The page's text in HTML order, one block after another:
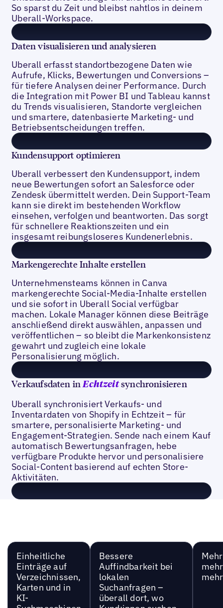
So sparst du Zeit und bleibst nahtlos in deinem
Uberall-Workspace.
Daten visualisieren und analysieren
Uberall erfasst standortbezogene Daten wie
Aufrufe, Klicks, Bewertungen und Conversions –
für tiefere Analysen deiner Performance. Durch
die Integration mit Power BI und Tableau kannst
du Trends visualisieren, Standorte vergleichen
und smartere, datenbasierte Marketing- und
Betriebsentscheidungen treffen.
Kundensupport optimieren
Uberall verbessert den Kundensupport, indem
neue Bewertungen sofort an Salesforce oder
Zendesk übermittelt werden. Dein Support-Team
kann sie direkt im bestehenden Workflow
einsehen, verfolgen und beantworten. Das sorgt
für schnellere Reaktionszeiten und ein
insgesamt reibungsloseres Kundenerlebnis.
Markengerechte Inhalte erstellen
Unternehmensteams können in Canva
markengerechte Social-Media-Inhalte erstellen
und sie sofort in Uberall Social verfügbar
machen. Lokale Manager können diese Beiträge
anschließend direkt auswählen, anpassen und
veröffentlichen – so bleibt die Markenkonsistenz
gewahrt und zugleich eine lokale
Personalisierung möglich.
Verkaufsdaten in Echtzeitsynchronisieren
Uberall synchronisiert Verkaufs- und
Inventardaten von Shopify in Echtzeit – für
smartere, personalisierte Marketing- und
Engagement-Strategien. Sende nach einem Kauf
automatisch Bewertungsanfragen, hebe
verfügbare Produkte hervor und personalisiere
Social-Content basierend auf echten Store-
Aktivitäten.
Einheitliche
Einträge auf
Verzeichnissen,
Karten und in
KI-
Bessere
Auffindbarkeit bei
lokalen
Suchanfragen –
überall dort, wo